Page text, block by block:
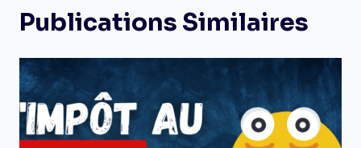
Publications Similaires